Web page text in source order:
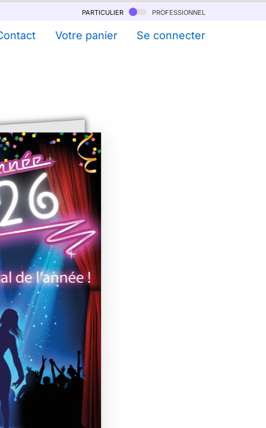
particulier professionnel
Votre panier Se connecter